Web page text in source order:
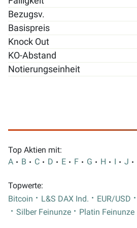
Bezugsv.
Basispreis
Knock Out
KO-Abstand
Notierungseinheit
Top Aktien mit:
A
B C D E F G H I J
Topwerte:
Bitcoin
L&S DAX Ind. EUR/USD
Silber Feinunze
Platin Feinunze